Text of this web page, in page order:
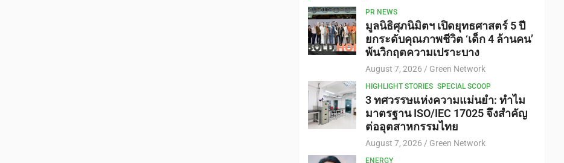
PR NEWS
มูลนิธิศุภนิมิตฯ เปิดยุทธศาสตร์ 5 ปี
ยกระดับคุณภาพชีวิต ‘เด็ก 4 ล้านคน’
พ้นวิกฤตความเปราะบาง
August 7, 2026 Green Network
HIGHLIGHT STORIES SPECIAL SCOOP
3 ทศวรรษแห่งความแม่นยำ: ทำไม
มาตรฐาน ISO/IEC 17025 จึงสำคัญ
ต่ออุตสาหกรรมไทย
August 7, 2026 Green Network
ENERGY